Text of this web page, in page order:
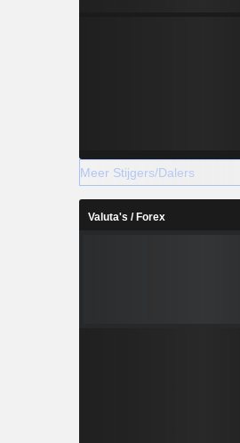
Meer Stijgers/Dalers
Valuta's / Forex